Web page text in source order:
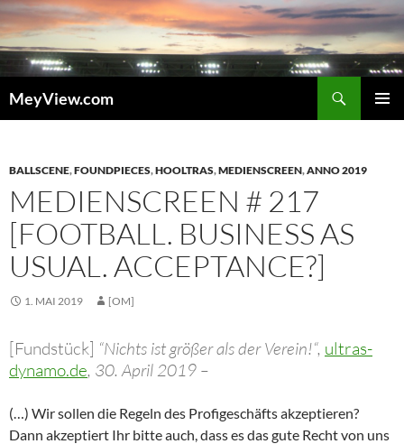
Zum
Inhalt
springen
MeyView.com
BALLSCENE,FOUNDPIECES,HOOLTRAS,MEDIENSCREEN,ANNO 2019
MEDIENSCREEN # 217
[FOOTBALL. BUSINESS AS
USUAL. ACCEPTANCE?]
1. MAI 2019 [OM]
[Fundstück] “Nichts ist größer als der Verein!“, ultras-
dynamo.de, 30. April 2019 –
(…) Wir sollen die Regeln des Profigeschäfts akzeptieren?
Dann akzeptiert Ihr bitte auch, dass es das gute Recht von uns